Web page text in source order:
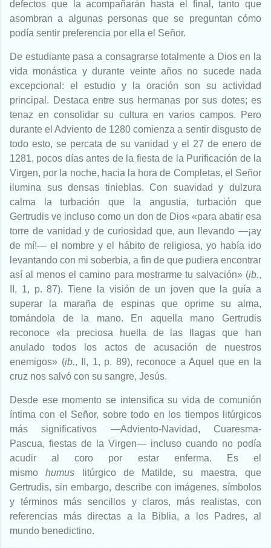
defectos que la acompañarán hasta el final, tanto que
asombran a algunas personas que se preguntan cómo
podía sentir preferencia por ella el Señor.
De estudiante pasa a consagrarse totalmente a Dios en la
vida monástica y durante veinte años no sucede nada
excepcional: el estudio y la oración son su actividad
principal. Destaca entre sus hermanas por sus dotes; es
tenaz en consolidar su cultura en varios campos. Pero
durante el Adviento de 1280 comienza a sentir disgusto de
todo esto, se percata de su vanidad y el 27 de enero de
1281, pocos días antes de la fiesta de la Purificación de la
Virgen, por la noche, hacia la hora de Completas, el Señor
ilumina sus densas tinieblas. Con suavidad y dulzura
calma la turbación que la angustia, turbación que
Gertrudis ve incluso como un don de Dios «para abatir esa
torre de vanidad y de curiosidad que, aun llevando —¡ay
de mí!— el nombre y el hábito de religiosa, yo había ido
levantando con mi soberbia, a fin de que pudiera encontrar
así al menos el camino para mostrarme tu salvación» (ib.,
II, 1, p. 87). Tiene la visión de un joven que la guía a
superar la maraña de espinas que oprime su alma,
tomándola de la mano. En aquella mano Gertrudis
reconoce «la preciosa huella de las llagas que han
anulado todos los actos de acusación de nuestros
enemigos» (ib., II, 1, p. 89), reconoce a Aquel que en la
cruz nos salvó con su sangre, Jesús.
Desde ese momento se intensifica su vida de comunión
íntima con el Señor, sobre todo en los tiempos litúrgicos
más significativos —Adviento-Navidad, Cuaresma-
Pascua, fiestas de la Virgen— incluso cuando no podía
acudir al coro por estar enferma. Es el
mismohumus litúrgico de Matilde, su maestra, que
Gertrudis, sin embargo, describe con imágenes, símbolos
y términos más sencillos y claros, más realistas, con
referencias más directas a la Biblia, a los Padres, al
mundo benedictino.